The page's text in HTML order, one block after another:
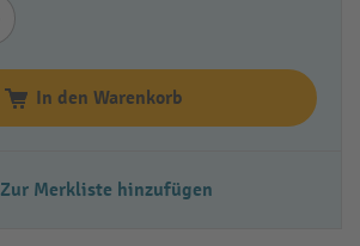
In den Warenkorb
Zur Merkliste hinzufügen